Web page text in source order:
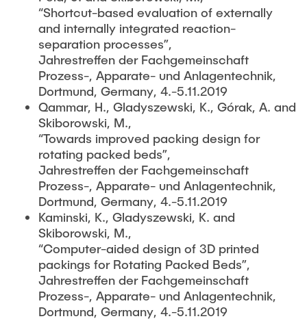
Measuring equipment and devices
Experimental facilities
Additive manufacturing
Software
Service
Collaborations
Projects
Current projects
Completed projects
NEWS
SEMINAR PRESENTATION
JOBS
“Shortcut-based evaluation of externally
and internally integrated reaction-
separation processes”,
Jahrestreffen der Fachgemeinschaft
Prozess-, Apparate- und Anlagentechnik,
Dortmund, Germany, 4.-5.11.2019
Qammar, H., Gladyszewski, K., Górak, A. and
Skiborowski, M.,
“Towards improved packing design for
rotating packed beds”,
Jahrestreffen der Fachgemeinschaft
Prozess-, Apparate- und Anlagentechnik,
Dortmund, Germany, 4.-5.11.2019
Kaminski, K., Gladyszewski, K. and
Skiborowski, M.,
“Computer-aided design of 3D printed
packings for Rotating Packed Beds”,
Jahrestreffen der Fachgemeinschaft
Prozess-, Apparate- und Anlagentechnik,
Dortmund, Germany, 4.-5.11.2019